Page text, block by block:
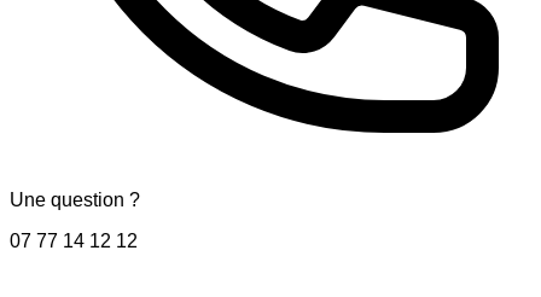
Une question ?
07 77 14 12 12